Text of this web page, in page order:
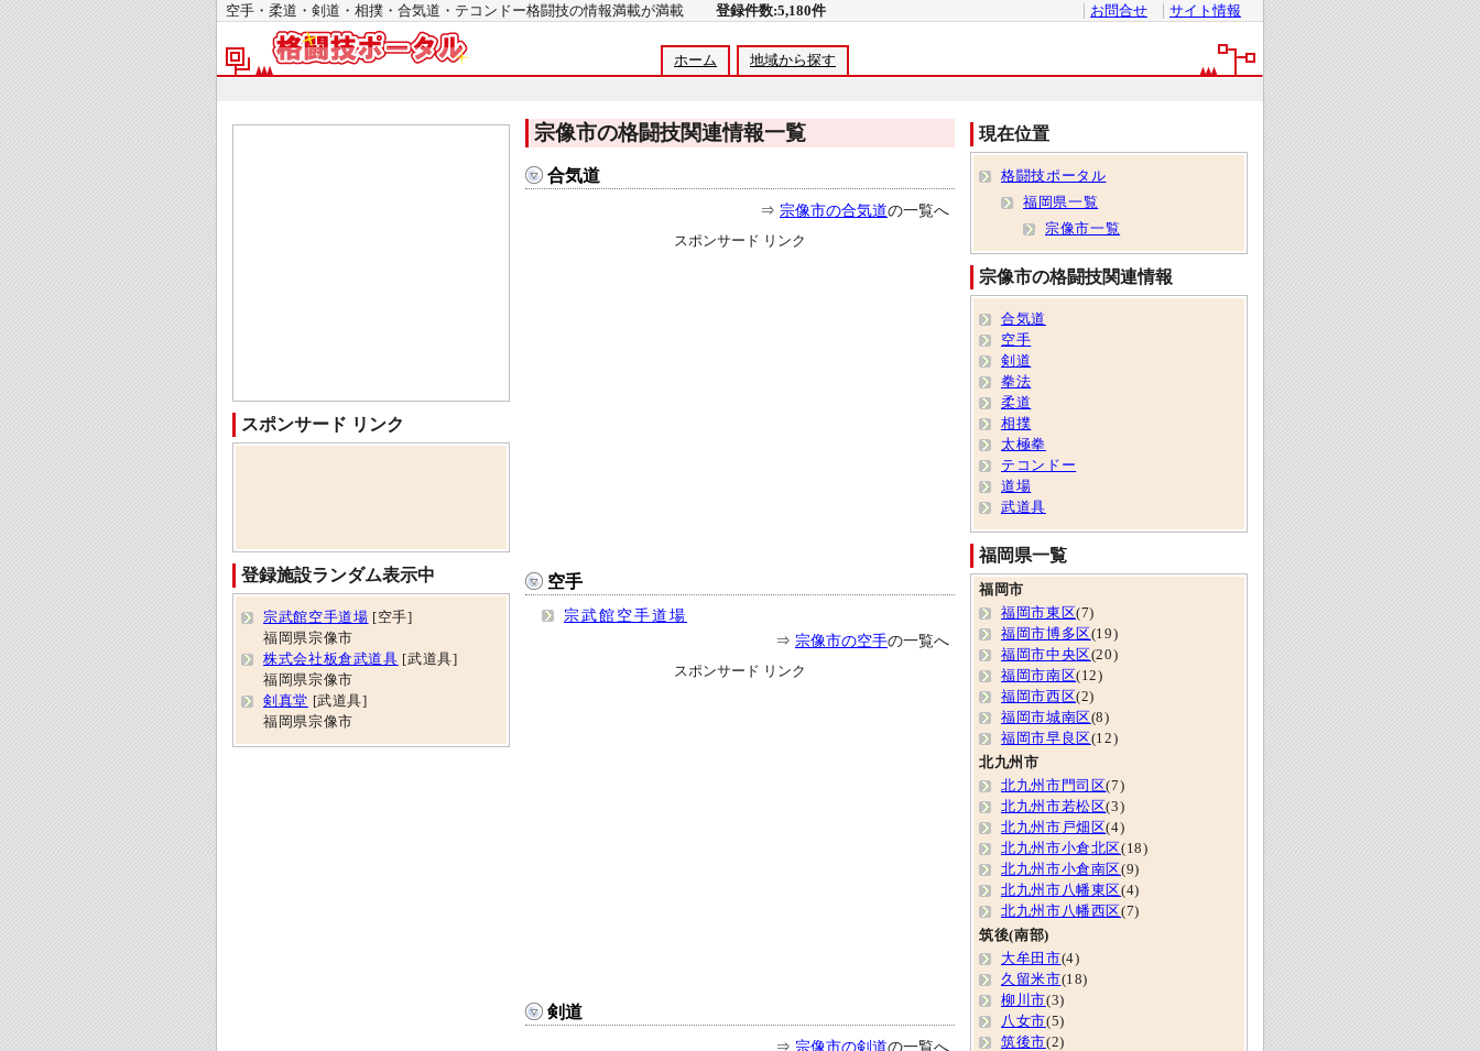
空手・柔道・剣道・相撲・合気道・テコンドー格闘技の情報満載が満載 登録件数:5,180件 お問合せ サイト情報
ホーム 地域から探す
宗像市の格闘技関連情報一覧
合気道
⇒ 宗像市の合気道の一覧へ
スポンサード リンク
空手
宗武館空手道場
⇒ 宗像市の空手の一覧へ
スポンサード リンク
剣道
⇒ 宗像市の剣道の一覧へ
スポンサード リンク
登録施設ランダム表示中
宗武館空手道場 [空手]
福岡県宗像市
株式会社板倉武道具 [武道具]
福岡県宗像市
剣真堂 [武道具]
福岡県宗像市
現在位置
格闘技ポータル
福岡県一覧
宗像市一覧
宗像市の格闘技関連情報
合気道
空手
剣道
拳法
柔道
相撲
太極拳
テコンドー
道場
武道具
福岡県一覧
福岡市
福岡市東区(7)
福岡市博多区 (19)
福岡市中央区 (20)
福岡市南区(12)
福岡市西区(2)
福岡市城南区 (8)
福岡市早良区 (12)
北九州市
北九州市門司区(7)
北九州市若松区(3)
北九州市戸畑区(4)
北九州市小倉北区(18)
北九州市小倉南区(9)
北九州市八幡東区(4)
北九州市八幡西区(7)
筑後(南部)
大牟田市(4)
久留米市(18)
柳川市(3)
八女市(5)
筑後市(2)